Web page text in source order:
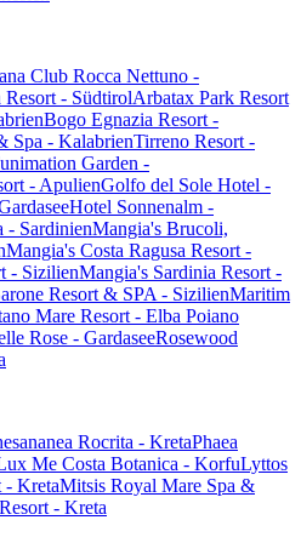
Club Rocca Nettuno -
- SüdtirolArbatax Park Resort
Bogo Egnazia Resort -
Spa - KalabrienTirreno Resort -
Garden -
- ApulienGolfo del Sole Hotel -
Hotel Sonnenalm -
- SardinienMangia's Brucoli,
Mangia's Costa Ragusa Resort -
- SizilienMangia's Sardinia Resort -
Resort & SPA - SizilienMaritim
Mare Resort - Elba Poiano
Rose - GardaseeRosewood
ananea Rocrita - KretaPhaea
Me Costa Botanica - KorfuLyttos
- KretaMitsis Royal Mare Spa &
- Kreta